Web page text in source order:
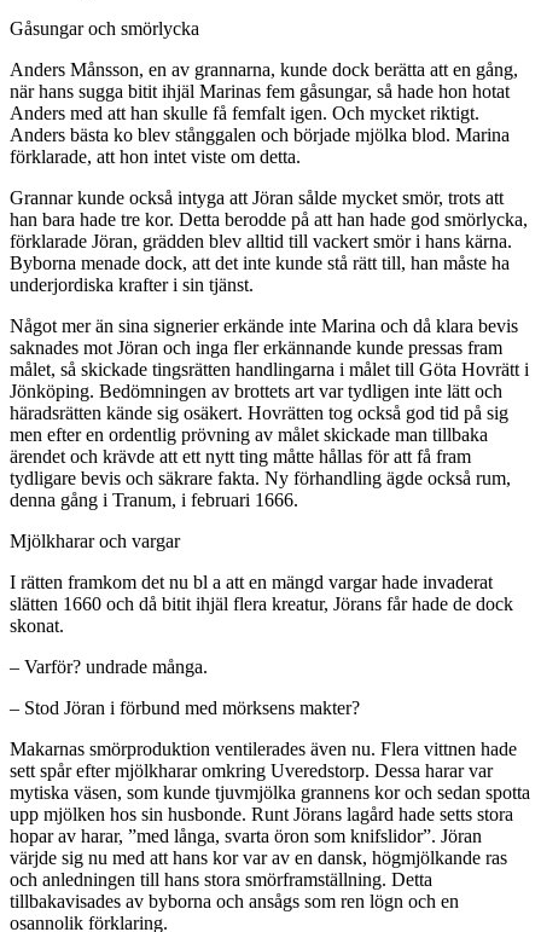
Gåsungar och smörlycka
Anders Månsson, en av grannarna, kunde dock berätta att en gång,
när hans sugga bitit ihjäl Marinas fem gåsungar, så hade hon hotat
Anders med att han skulle få femfalt igen. Och mycket riktigt.
Anders bästa ko blev stånggalen och började mjölka blod. Marina
förklarade, att hon intet viste om detta.
Grannar kunde också intyga att Jöran sålde mycket smör, trots att
han bara hade tre kor. Detta berodde på att han hade god smörlycka,
förklarade Jöran, grädden blev alltid till vackert smör i hans kärna.
Byborna menade dock, att det inte kunde stå rätt till, han måste ha
underjordiska krafter i sin tjänst.
Något mer än sina signerier erkände inte Marina och då klara bevis
saknades mot Jöran och inga fler erkännande kunde pressas fram
målet, så skickade tingsrätten handlingarna i målet till Göta Hovrätt i
Jönköping. Bedömningen av brottets art var tydligen inte lätt och
häradsrätten kände sig osäkert. Hovrätten tog också god tid på sig
men efter en ordentlig prövning av målet skickade man tillbaka
ärendet och krävde att ett nytt ting måtte hållas för att få fram
tydligare bevis och säkrare fakta. Ny förhandling ägde också rum,
denna gång i Tranum, i februari 1666.
Mjölkharar och vargar
I rätten framkom det nu bl a att en mängd vargar hade invaderat
slätten 1660 och då bitit ihjäl flera kreatur, Jörans får hade de dock
skonat.
– Varför? undrade många.
– Stod Jöran i förbund med mörksens makter?
Makarnas smörproduktion ventilerades även nu. Flera vittnen hade
sett spår efter mjölkharar omkring Uveredstorp. Dessa harar var
mytiska väsen, som kunde tjuvmjölka grannens kor och sedan spotta
upp mjölken hos sin husbonde. Runt Jörans lagård hade setts stora
hopar av harar, ”med långa, svarta öron som knifslidor”. Jöran
värjde sig nu med att hans kor var av en dansk, högmjölkande ras
och anledningen till hans stora smörframställning. Detta
tillbakavisades av byborna och ansågs som ren lögn och en
osannolik förklaring.